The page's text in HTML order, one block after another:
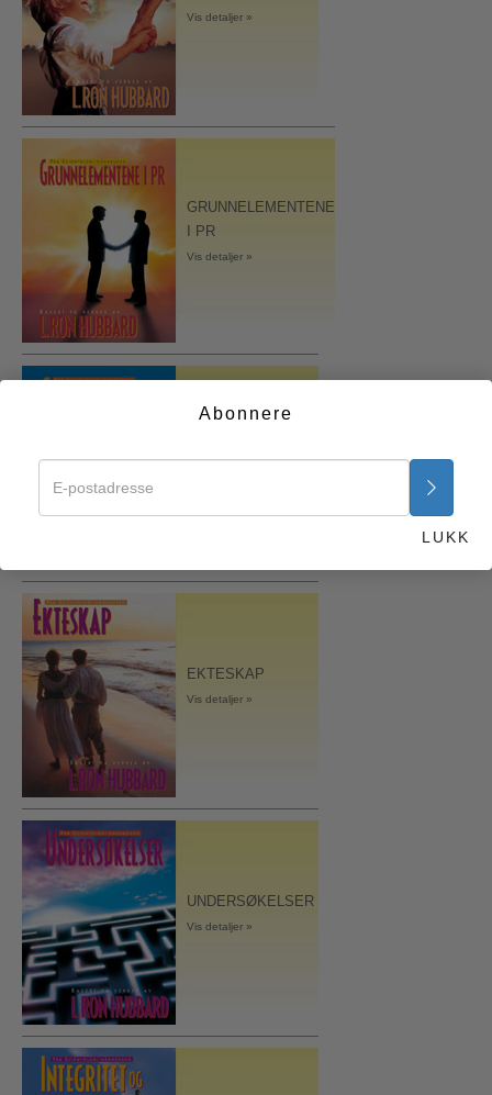
Vis detaljer »
GRUNNELEMENTENE
I PR
Vis detaljer »
ORGANISERING
EKTESKAP
Vis detaljer »
UNDERSØKELSER
Vis detaljer »
Abonnere
LUKK